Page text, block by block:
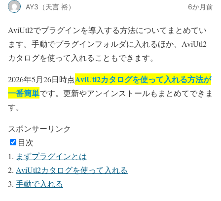
AY3（天言 裕） 6か月前
AviUtl2でプラグインを導入する方法についてまとめてい
ます。手動でプラグインフォルダに入れるほか、AviUtl2
カタログを使って入れることもできます。
2026年5月26日時点AviUtl2カタログを使って入れる方法が
一番簡単です。更新やアンインストールもまとめてできま
す。
スポンサーリンク
目次
まずプラグインとは
AviUtl2カタログを使って入れる
手動で入れる